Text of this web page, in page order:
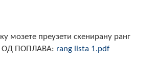
вијеће општине језеро
мозете преузети скенирану ранг
ОД ПОПЛАВА: rang lista 1.pdf